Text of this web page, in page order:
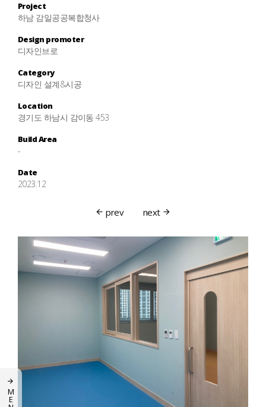
M
E
Project
하남 감일공공복합청사
Design promoter
디자인브로
Category
디자인 설계&시공
Location
경기도 하남시 감이동 453
Build Area
-
Date
2023.12
prev next